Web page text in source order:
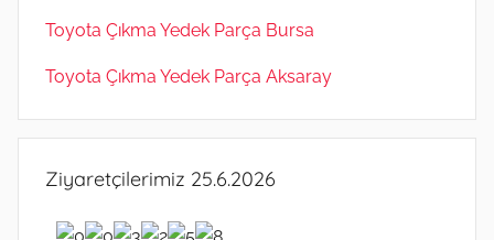
Toyota Çıkma Yedek Parça Bursa
Toyota Çıkma Yedek Parça Aksaray
Ziyaretçilerimiz 25.6.2026